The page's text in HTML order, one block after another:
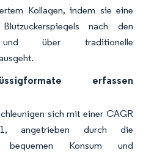
Kollagen, indem sie eine
nach den
über traditionelle
erfassen
sich mit einer CAGR
angetrieben durch die
bequemen Konsum und